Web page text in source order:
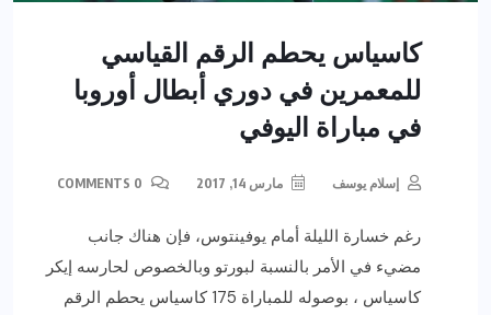
كاسياس يحطم الرقم القياسي
للمعمرين في دوري أبطال أوروبا
في مباراة اليوفي
إسلام يوسف مارس 14, 2017
رغم خسارة الليلة أمام يوفينتوس، فإن هناك جانب
مضيء في الأمر بالنسبة لبورتو وبالخصوص لحارسه إيكر
كاسياس ، بوصوله للمباراة 175 كاسياس يحطم الرقم